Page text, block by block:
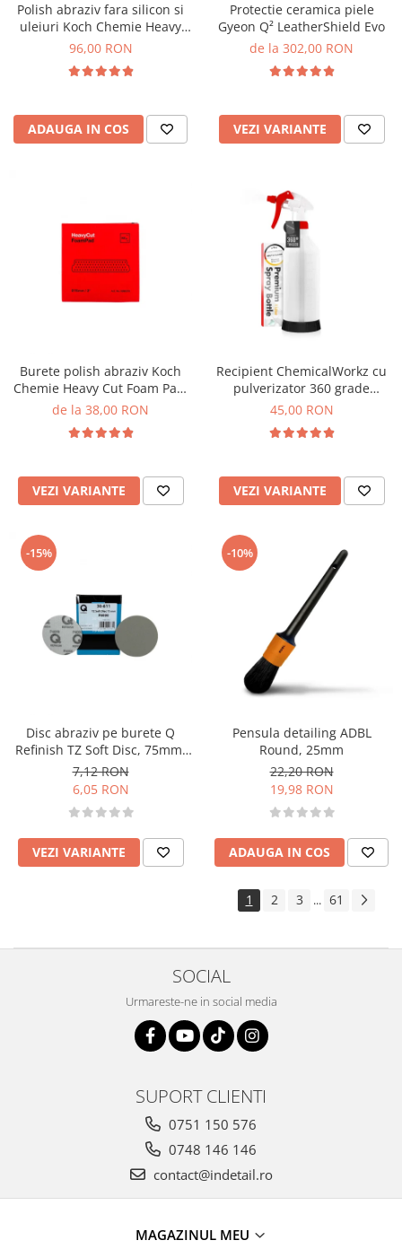
Polish abraziv fara silicon si
uleiuri Koch Chemie Heavy
Cut, H9.02, 250ml
96,00 RON
ADAUGA IN COS
Protectie ceramica piele
Gyeon Q² LeatherShield Evo
de la 302,00 RON
VEZI VARIANTE
Burete polish abraziv Koch
Chemie Heavy Cut Foam Pad,
rosu
de la 38,00 RON
VEZI VARIANTE
Recipient ChemicalWorkz cu
pulverizator 360 grade
Canyon Premium Spray Bottle
45,00 RON
VEZI VARIANTE
-15%
Disc abraziv pe burete Q
Refinish TZ Soft Disc, 75mm,
velcro
7,12 RON
6,05 RON
VEZI VARIANTE
-10%
Pensula detailing ADBL
Round, 25mm
22,20 RON
19,98 RON
ADAUGA IN COS
1 2 3 ... 61
SOCIAL
Urmareste-ne in social media
SUPORT CLIENTI
0751 150 576
0748 146 146
contact@indetail.ro
MAGAZINUL MEU